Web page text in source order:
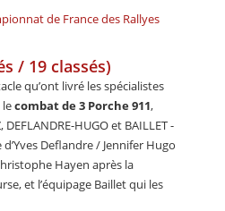
de France des Rallyes
/ 19 classés)
qu’ont livré les spécialistes
combat de 3 Porche 911,
DEFLANDRE-HUGO et BAILLET -
Deflandre / Jennifer Hugo
Hayen après la
et l’équipage Baillet qui les